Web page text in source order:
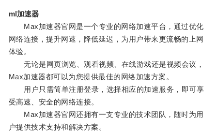
ml加速器
Max加速器官网是一个专业的网络加速平台，通过优化
网络连接，提升网速，降低延迟，为用户带来更流畅的上网
体验。
无论是网页浏览、观看视频、在线游戏还是视频会议，
Max加速器都可以为您提供最佳的网络加速方案。
用户只需简单注册登录，选择相应的加速服务，即可享
受高速、安全的网络连接。
Max加速器官网还拥有一支专业的技术团队，随时为用
户提供技术支持和解决方案。